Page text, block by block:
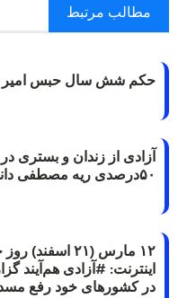
مطالب مرتبط
حکم شش سال حبس امیر
آزادی از زندان و بستری
۵۰درصدی ریه مصطفی دانشجو
۱۲ مارس (۲۱
در کشورهای خود رفع